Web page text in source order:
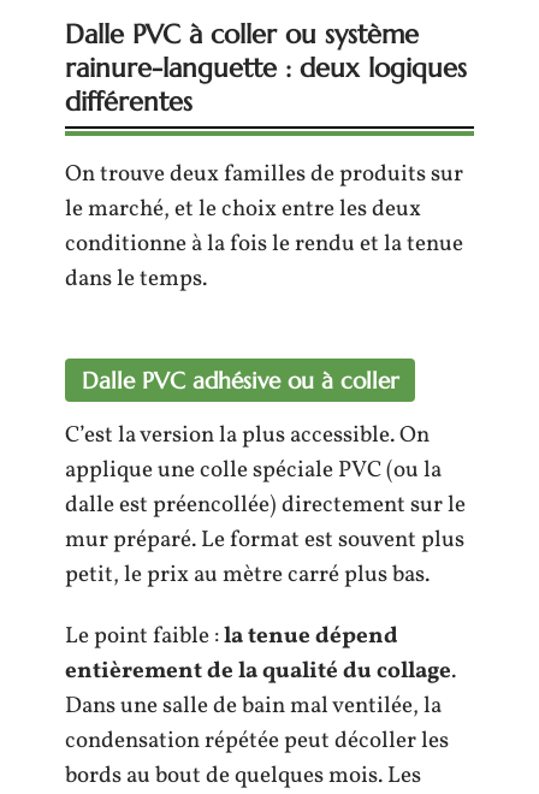
Dalle PVC à coller ou système
rainure-languette : deux logiques
différentes
On trouve deux familles de produits sur
le marché, et le choix entre les deux
conditionne à la fois le rendu et la tenue
dans le temps.
Dalle PVC adhésive ou à coller
C’est la version la plus accessible. On
applique une colle spéciale PVC (ou la
dalle est préencollée) directement sur le
mur préparé. Le format est souvent plus
petit, le prix au mètre carré plus bas.
Le point faible :la tenue dépend
entièrement de la qualité du collage.
Dans une salle de bain mal ventilée, la
condensation répétée peut décoller les
bords au bout de quelques mois. Les